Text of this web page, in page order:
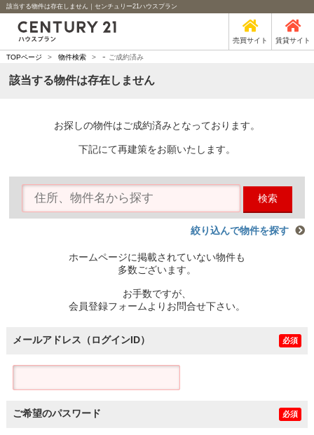
該当する物件は存在しません｜センチュリー21ハウスプラン
売買サイト 賃貸サイト
TOPページ > 物件検索 > - ご成約済み
該当する物件は存在しません
お探しの物件はご成約済みとなっております。
下記にて再建策をお願いたします。
検索
絞り込んで物件を探す
ホームページに掲載されていない物件も
多数ございます。
お手数ですが、
会員登録フォームよりお問合せ下さい。
メールアドレス（ログインID） 必須
ご希望のパスワード 必須